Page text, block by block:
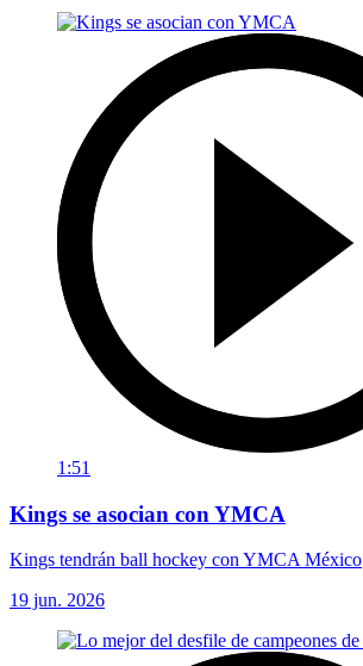
1:51
Kings se asocian con YMCA
Kings tendrán ball hockey con YMCA México
19 jun. 2026